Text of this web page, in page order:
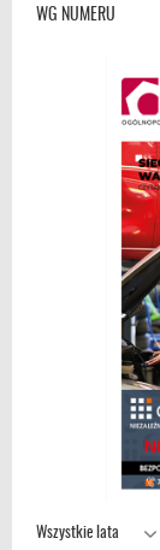
WG NUMERU
Wszystkie lata